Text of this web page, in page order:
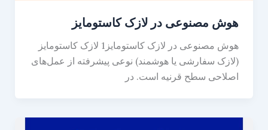
هوش مصنوعی در لازک کاستومایز
هوش مصنوعی در لازک کاستومایز1 لازک کاستومایز
(لازک سفارشی یا هوشمند) نوعی پیشرفته از عمل‌های
اصلاحی سطح قرنیه است. در